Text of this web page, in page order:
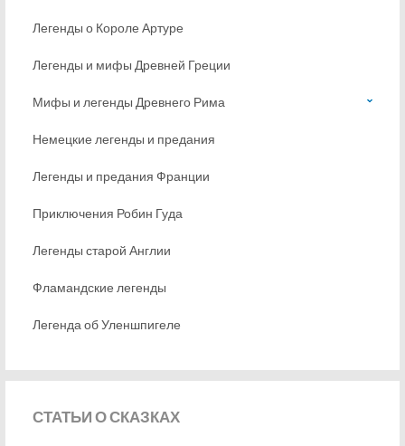
Легенды о Короле Артуре
Легенды и мифы Древней Греции
Мифы и легенды Древнего Рима
Немецкие легенды и предания
Легенды и предания Франции
Приключения Робин Гуда
Легенды старой Англии
Фламандские легенды
Легенда об Уленшпигеле
СТАТЬИО СКАЗКАХ